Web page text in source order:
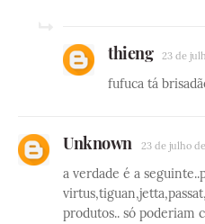
thieng 23 de
fufuca tá
Unknown 23 de julho
a verdade é a
produtos.. só poderiam